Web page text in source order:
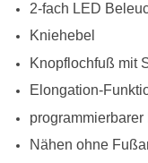
2-fach LED
Kniehebel
Knopflochfuß mit
Elongation-
Nähen ohne